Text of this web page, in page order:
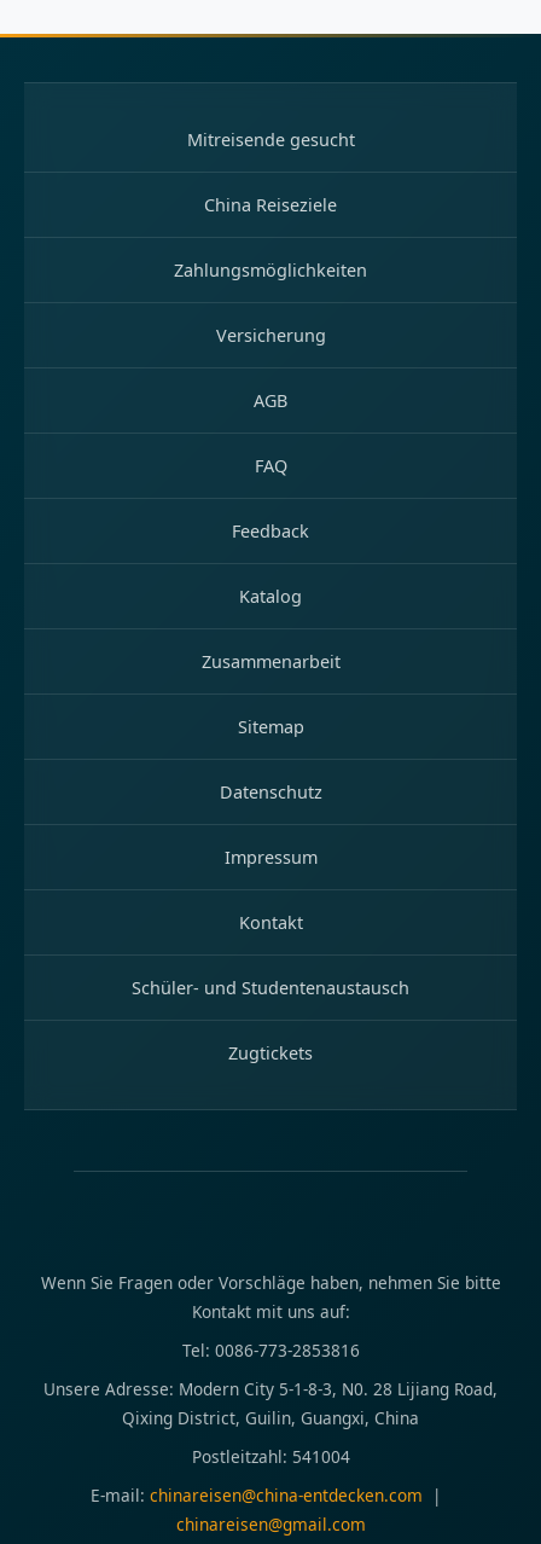
Mitreisende gesucht
China Reiseziele
Zahlungsmöglichkeiten
Versicherung
AGB
FAQ
Feedback
Katalog
Zusammenarbeit
Sitemap
Datenschutz
Impressum
Kontakt
Schüler- und Studentenaustausch
Zugtickets
Wenn Sie Fragen oder Vorschläge haben, nehmen Sie bitte
Kontakt mit uns auf:
Tel: 0086-773-2853816
Unsere Adresse: Modern City 5-1-8-3, N0. 28 Lijiang Road,
Qixing District, Guilin, Guangxi, China
Postleitzahl: 541004
E-mail: chinareisen@china-entdecken.com |
chinareisen@gmail.com